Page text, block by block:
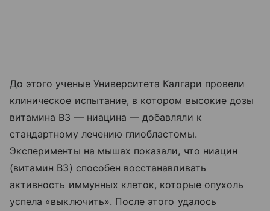
До этого ученые Университета Калгари провели
клиническое испытание, в котором высокие дозы
витамина B3 — ниацина — добавляли к
стандартному лечению глиобластомы.
Эксперименты на мышах показали, что ниацин
(витамин B3) способен восстанавливать
активность иммунных клеток, которые опухоль
успела «выключить». После этого удалось